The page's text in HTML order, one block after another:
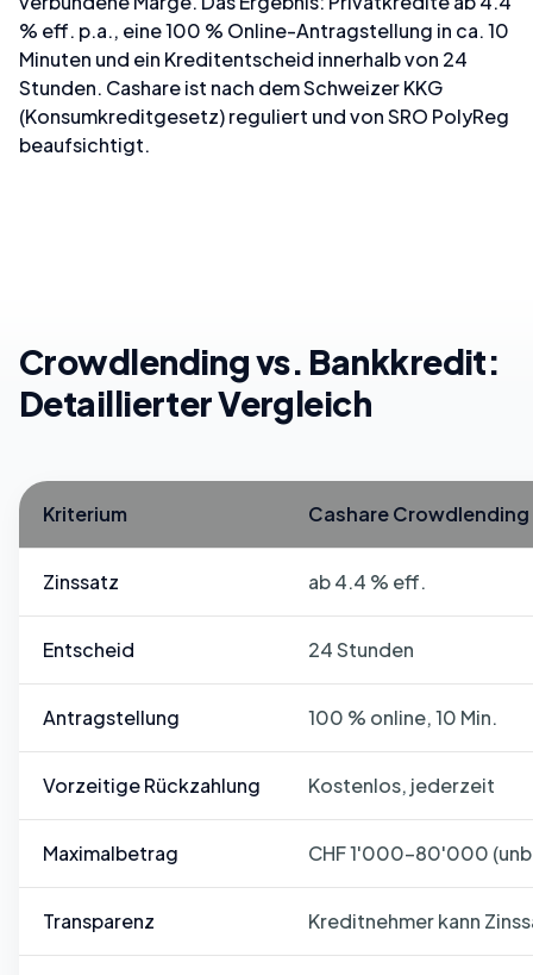
% eff. p.a., eine 100 % Online-Antragstellung in ca. 10
Minuten und ein Kreditentscheid innerhalb von 24
Stunden. Cashare ist nach dem Schweizer KKG
(Konsumkreditgesetz) reguliert und von SRO PolyReg
beaufsichtigt.
Crowdlending vs. Bankkredit:
Detaillierter Vergleich
Kriterium Cashare Crowdlending
Zinssatz ab 4.4 % eff.
Entscheid 24 Stunden
Antragstellung 100 % online, 10 Min.
Vorzeitige Rückzahlung Kostenlos, jederzeit
Maximalbetrag CHF 1'000–80'000
Transparenz Kreditnehmer kann